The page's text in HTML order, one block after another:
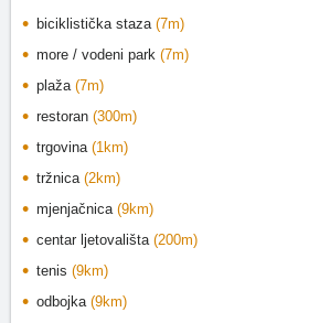
biciklistička staza (7m)
more / vodeni park (7m)
plaža (7m)
restoran (300m)
trgovina (1km)
tržnica (2km)
mjenjačnica (9km)
centar ljetovališta (200m)
tenis (9km)
odbojka (9km)